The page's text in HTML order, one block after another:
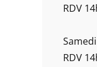
RDV
RDV